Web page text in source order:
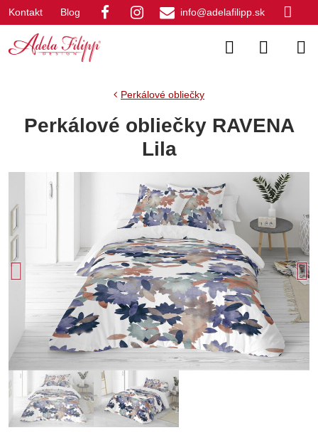
Kontakt Blog info@adelafilipp.sk
Perkálové obliečky
Perkálové obliečky RAVENA
Lila